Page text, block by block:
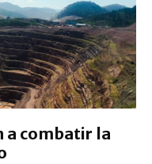
a combatir la